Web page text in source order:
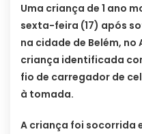
Uma criança de 1 ano
sexta-feira (17) após
na cidade de Belém,
criança identificada
fio de carregador de
à tomada.
A criança foi socorrida